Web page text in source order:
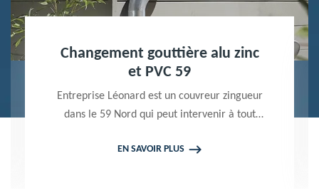
Nettoyage terrasse et pavé 59
Peintre professionnel dans le 59 Nord,
Entreprise Léonard utilise des produits de
pavé. Propose un devis gratuit qui ne vous
EN SAVOIR PLUS